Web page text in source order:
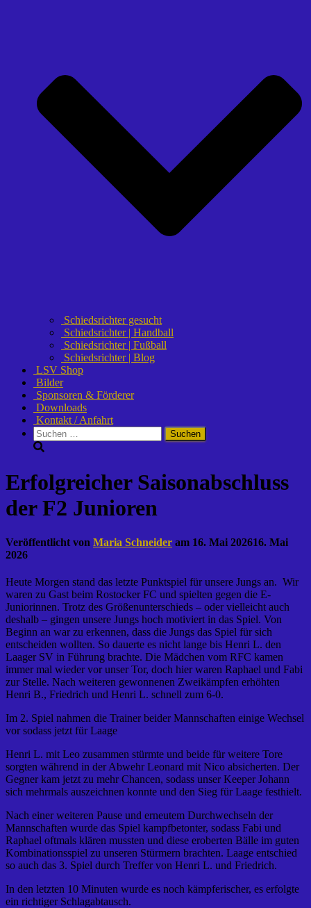
Schiedsrichter gesucht
Schiedsrichter | Handball
Schiedsrichter | Fußball
Schiedsrichter | Blog
LSV Shop
Bilder
Sponsoren & Förderer
Downloads
Kontakt / Anfahrt
Suchen
nach:
Erfolgreicher Saisonabschluss
der F2 Junioren
Veröffentlicht von Maria Schneider am 16. Mai 202616. Mai
2026
Heute Morgen stand das letzte Punktspiel für unsere Jungs an. Wir
waren zu Gast beim Rostocker FC und spielten gegen die E-
Juniorinnen. Trotz des Größenunterschieds – oder vielleicht auch
deshalb – gingen unsere Jungs hoch motiviert in das Spiel. Von
Beginn an war zu erkennen, dass die Jungs das Spiel für sich
entscheiden wollten. So dauerte es nicht lange bis Henri L. den
Laager SV in Führung brachte. Die Mädchen vom RFC kamen
immer mal wieder vor unser Tor, doch hier waren Raphael und Fabi
zur Stelle. Nach weiteren gewonnenen Zweikämpfen erhöhten
Henri B., Friedrich und Henri L. schnell zum 6-0.
Im 2. Spiel nahmen die Trainer beider Mannschaften einige Wechsel
vor sodass jetzt für Laage
Henri L. mit Leo zusammen stürmte und beide für weitere Tore
sorgten während in der Abwehr Leonard mit Nico absicherten. Der
Gegner kam jetzt zu mehr Chancen, sodass unser Keeper Johann
sich mehrmals auszeichnen konnte und den Sieg für Laage festhielt.
Nach einer weiteren Pause und erneutem Durchwechseln der
Mannschaften wurde das Spiel kampfbetonter, sodass Fabi und
Raphael oftmals klären mussten und diese eroberten Bälle im guten
Kombinationsspiel zu unseren Stürmern brachten. Laage entschied
so auch das 3. Spiel durch Treffer von Henri L. und Friedrich.
In den letzten 10 Minuten wurde es noch kämpferischer, es erfolgte
ein richtiger Schlagabtausch.